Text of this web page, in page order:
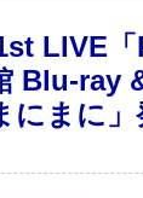
LIVE
Blu-ray
にまに